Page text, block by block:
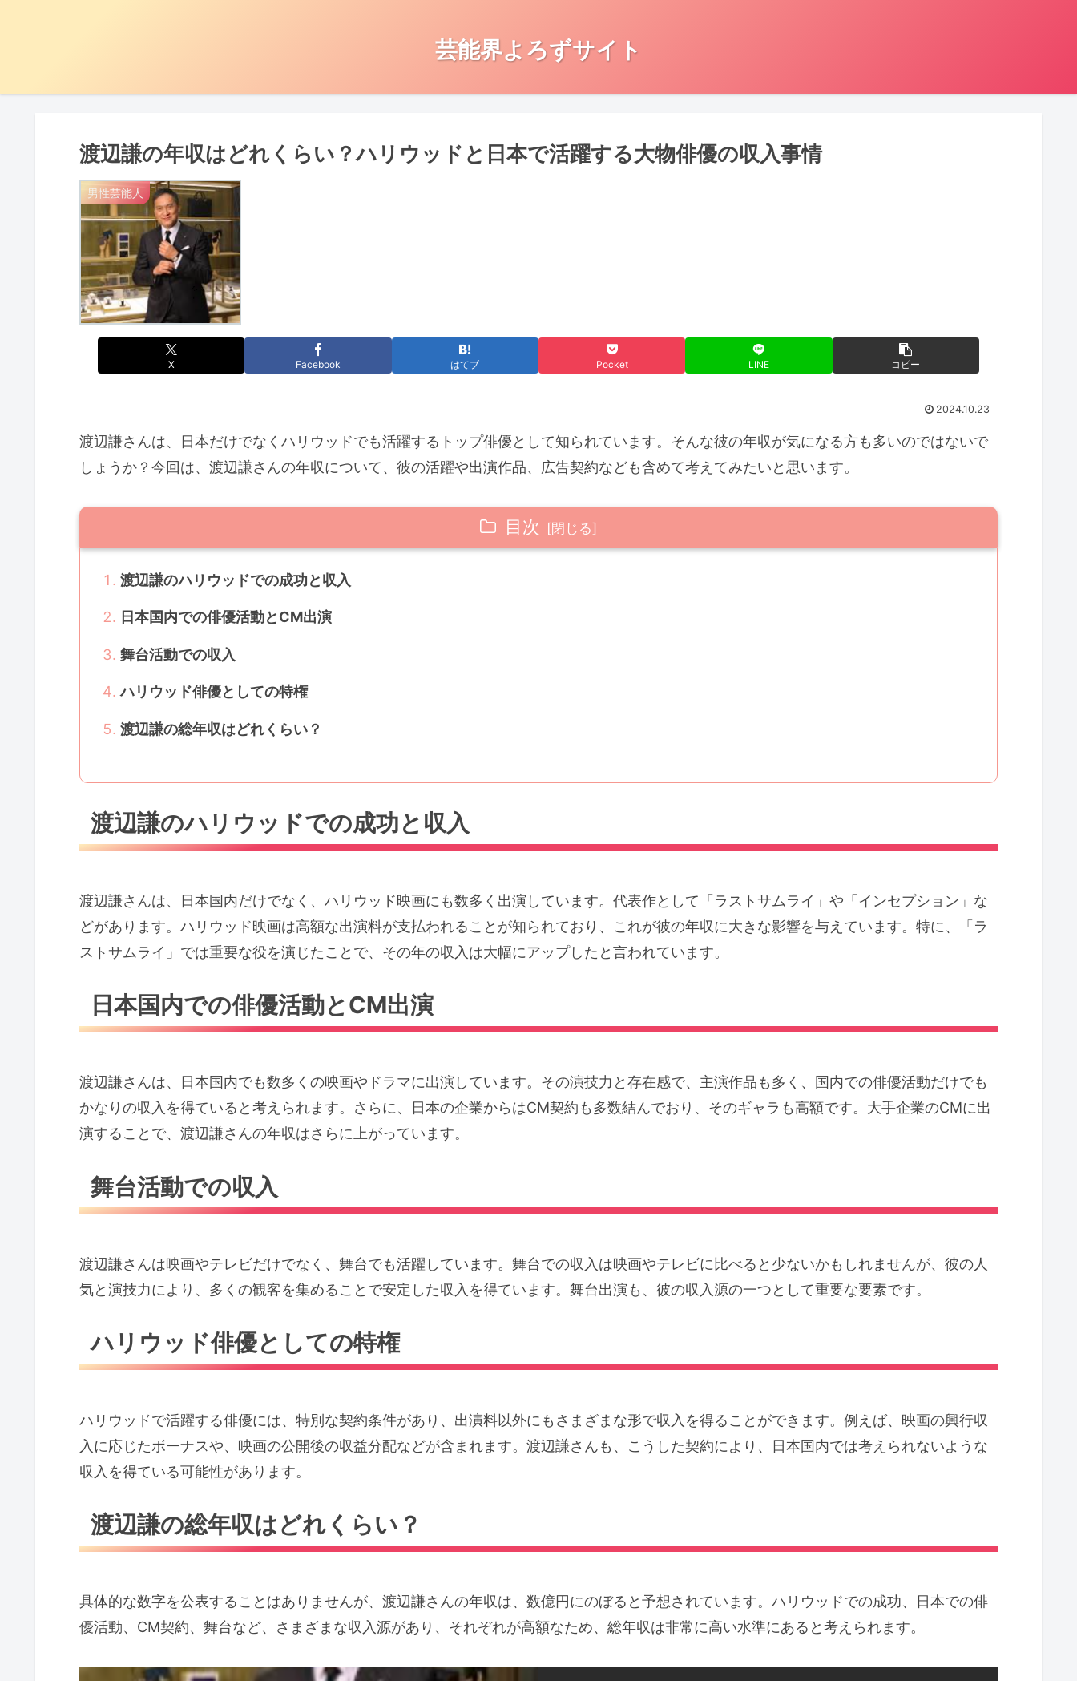
芸能界よろずサイト
渡辺謙の年収はどれくらい？ハリウッドと日本で活躍する大物俳優の収入事情
男性芸能人
X Facebook はてブ Pocket LINE コピー
2024.10.23
渡辺謙さんは、日本だけでなくハリウッドでも活躍するトップ俳優として知られています。そんな彼の年収が気になる方も多いのではないで
しょうか？今回は、渡辺謙さんの年収について、彼の活躍や出演作品、広告契約なども含めて考えてみたいと思います。
目次
渡辺謙のハリウッドでの成功と収入
日本国内での俳優活動とCM出演
舞台活動での収入
ハリウッド俳優としての特権
渡辺謙の総年収はどれくらい？
渡辺謙のハリウッドでの成功と収入
渡辺謙さんは、日本国内だけでなく、ハリウッド映画にも数多く出演しています。代表作として「ラストサムライ」や「インセプション」な
どがあります。ハリウッド映画は高額な出演料が支払われることが知られており、これが彼の年収に大きな影響を与えています。特に、「ラ
ストサムライ」では重要な役を演じたことで、その年の収入は大幅にアップしたと言われています。
日本国内での俳優活動とCM出演
渡辺謙さんは、日本国内でも数多くの映画やドラマに出演しています。その演技力と存在感で、主演作品も多く、国内での俳優活動だけでも
かなりの収入を得ていると考えられます。さらに、日本の企業からはCM契約も多数結んでおり、そのギャラも高額です。大手企業のCMに出
演することで、渡辺謙さんの年収はさらに上がっています。
舞台活動での収入
渡辺謙さんは映画やテレビだけでなく、舞台でも活躍しています。舞台での収入は映画やテレビに比べると少ないかもしれませんが、彼の人
気と演技力により、多くの観客を集めることで安定した収入を得ています。舞台出演も、彼の収入源の一つとして重要な要素です。
ハリウッド俳優としての特権
ハリウッドで活躍する俳優には、特別な契約条件があり、出演料以外にもさまざまな形で収入を得ることができます。例えば、映画の興行収
入に応じたボーナスや、映画の公開後の収益分配などが含まれます。渡辺謙さんも、こうした契約により、日本国内では考えられないような
収入を得ている可能性があります。
渡辺謙の総年収はどれくらい？
具体的な数字を公表することはありませんが、渡辺謙さんの年収は、数億円にのぼると予想されています。ハリウッドでの成功、日本での俳
優活動、CM契約、舞台など、さまざまな収入源があり、それぞれが高額なため、総年収は非常に高い水準にあると考えられます。